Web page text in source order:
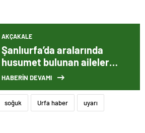
AKÇAKALE
Şanlıurfa’da aralarında
husumet bulunan aileler
barıştı
HABERİN DEVAMI
soğuk Urfa haber uyarı